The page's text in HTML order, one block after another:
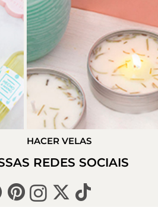
HACER DETALLES
REDES SOCIAIS